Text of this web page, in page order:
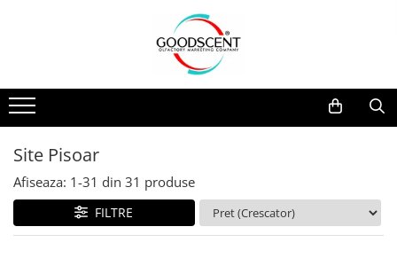
Pachete Promo
Dispozitive de Parfumare
Rezerve Spray Good Scent
Odorizant cu Pulverizator
Dispozitive de Parfumare Ambientală
Auto
Rezidențiale
Comerciale
Industriale (HVAC)
Esente Parfum Ambiental
Mostre
Rezerva 10 g
Rezerva 20 g
Rezerva 100 g
Rezerva 200 g
Rezerva 500 g
Site Pisoar
Afiseaza: 1-31 din 31 produse
FILTRE